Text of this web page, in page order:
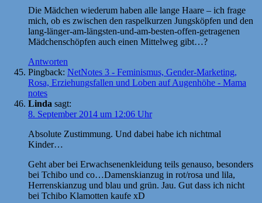
Die Mädchen wiederum haben alle lange Haare – ich frage
mich, ob es zwischen den raspelkurzen Jungsköpfen und den
lang-länger-am-längsten-und-am-besten-offen-getragenen
Mädchenschöpfen auch einen Mittelweg gibt…?
Antworten
Pingback: NetNotes 3 - Feminismus, Gender-Marketing,
Rosa, Erziehungsfallen und Loben auf Augenhöhe - Mama
notes
Linda sagt:
8. September 2014 um 12:06 Uhr
Absolute Zustimmung. Und dabei habe ich nichtmal
Kinder…
Geht aber bei Erwachsenenkleidung teils genauso, besonders
bei Tchibo und co…Damenskianzug in rot/rosa und lila,
Herrenskianzug und blau und grün. Jau. Gut dass ich nicht
bei Tchibo Klamotten kaufe xD